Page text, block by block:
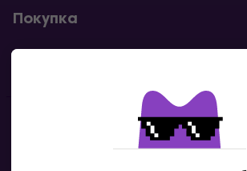
Покупка
Полезни линкове
Контакти